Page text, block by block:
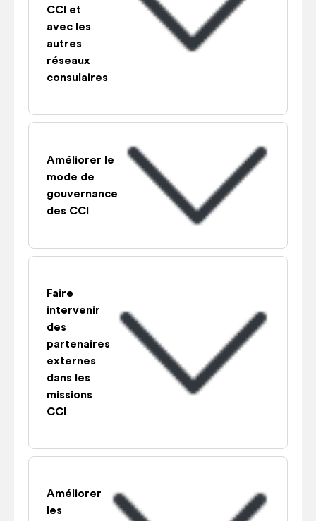
CCI et
avec les
autres
réseaux
consulaires
Améliorer le
mode de
gouvernance
des CCI
Faire
intervenir
des
partenaires
externes
dans les
missions
CCI
Améliorer
les